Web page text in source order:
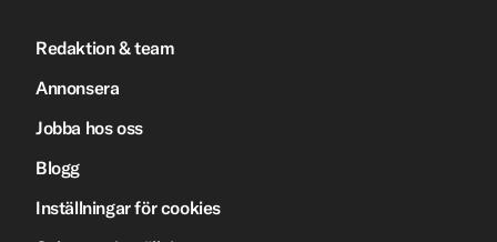
Redaktion & team
Annonsera
Jobba hos oss
Blogg
Inställningar för cookies